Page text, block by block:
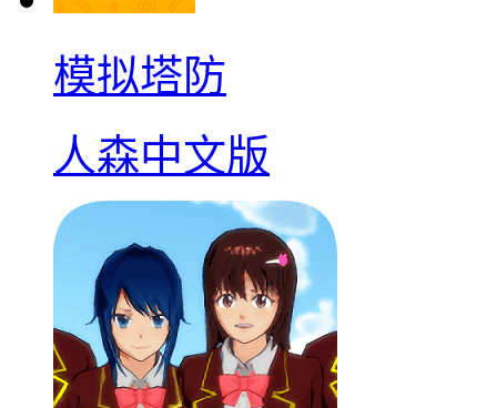
模拟塔防
人森中文版